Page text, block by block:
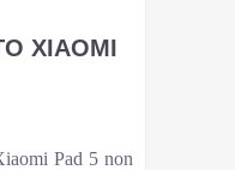
XIAOMI
Pad 5 non